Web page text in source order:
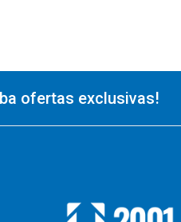
ofertas exclusivas!